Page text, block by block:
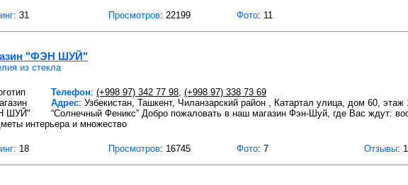
31 Просмотров: 22199 Фото: 11
"ФЭН ШУЙ"
из стекла
Телефон: (+998 97) 342 77 98, (+998 97) 338 73 69
Адрес: Узбекистан, Ташкент, Чиланзарский район , Катартал улица, дом 60, этаж
“Солнечный Феникс” Добро пожаловать в наш магазин Фэн-Шуй, где Вас ждут:
интерьера и множество
18 Просмотров: 16745 Фото: 7 Отзывы: 1